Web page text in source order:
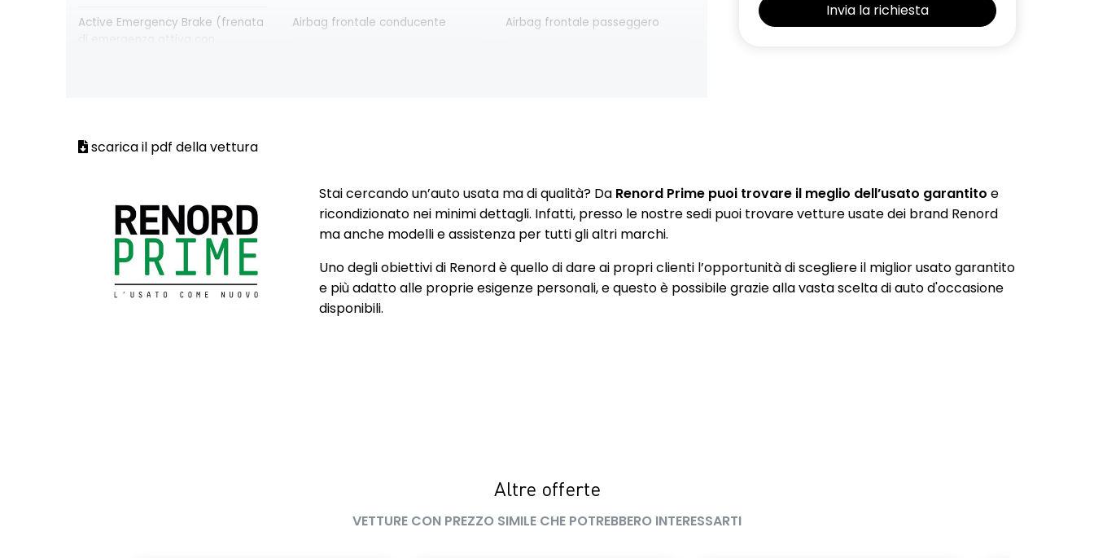
Active Emergency Brake (frenata
Airbag frontale conducente Airbag frontale passeggero
passeggero
emergenza
Assistenza alla partenza in salita
Attacchi ISOFIX posteriori più
Cerchi in lega da 17" Diamantati
Chiusura centralizzata
Cinture Di Sicurezza Anteriori
Regolabili In Altezza
Climatizzatore automatico
Fari posteriori FULL LED 3D con
scarica il pdf della vettura
Stai cercando un’auto usata ma di qualità? DaRenord Prime puoi trovare il meglio dell’usato garantito e
ricondizionato nei minimi dettagli. Infatti, presso le nostre sedi puoi trovare vetture usate dei brand Renord
ma anche modelli e assistenza per tutti gli altri marchi.
Uno degli obiettivi di Renord è quello di dare ai propri clienti l’opportunità di scegliere il miglior usato garantito
e più adatto alle proprie esigenze personali, e questo è possibile grazie alla vasta scelta di auto d'occasione
disponibili.
Altre offerte
VETTURE CON PREZZO SIMILE CHE POTREBBERO INTERESSARTI